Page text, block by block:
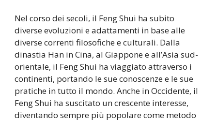
Nel corso dei secoli, il Feng Shui ha subito
diverse evoluzioni e adattamenti in base alle
diverse correnti filosofiche e culturali. Dalla
dinastia Han in Cina, al Giappone e all’Asia sud-
orientale, il Feng Shui ha viaggiato attraverso i
continenti, portando le sue conoscenze e le sue
pratiche in tutto il mondo. Anche in Occidente, il
Feng Shui ha suscitato un crescente interesse,
diventando sempre più popolare come metodo